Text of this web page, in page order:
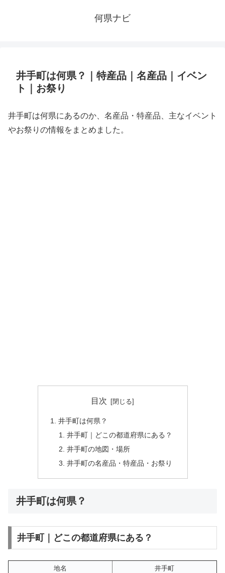
何県ナビ
井手町は何県？｜特産品｜名産品｜イベン
ト｜お祭り
井手町は何県にあるのか、名産品・特産品、主なイベント
やお祭りの情報をまとめました。
目次
井手町は何県？
井手町｜どこの都道府県にある？
井手町の地図・場所
井手町の名産品・特産品・お祭り
井手町は何県？
井手町｜どこの都道府県にある？
地名
井手町